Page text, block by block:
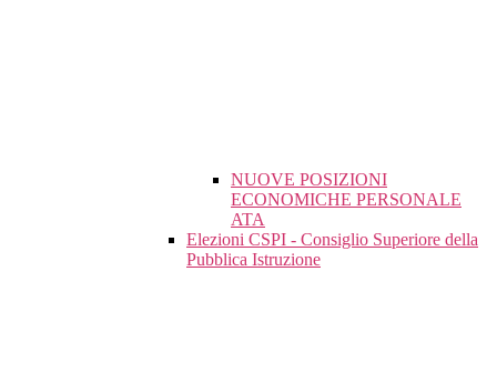
NUOVE POSIZIONI
ECONOMICHE PERSONALE
ATA
Elezioni CSPI - Consiglio Superiore della
Pubblica Istruzione